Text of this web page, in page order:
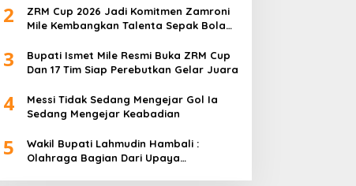
2
ZRM Cup 2026 Jadi Komitmen Zamroni
Mile Kembangkan Talenta Sepak Bola
3
Bupati Ismet Mile Resmi Buka ZRM Cup
Dan 17 Tim Siap Perebutkan Gelar Juara
4
Messi Tidak Sedang Mengejar Gol Ia
Sedang Mengejar Keabadian
5
Wakil Bupati Lahmudin Hambali :
Olahraga Bagian Dari Upaya